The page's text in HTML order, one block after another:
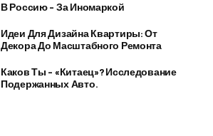
В Россию – За Иномаркой
Идеи Для Дизайна Квартиры: От
Декора До Масштабного Ремонта
Каков Ты – «китаец»? Исследование
Подержанных Авто.